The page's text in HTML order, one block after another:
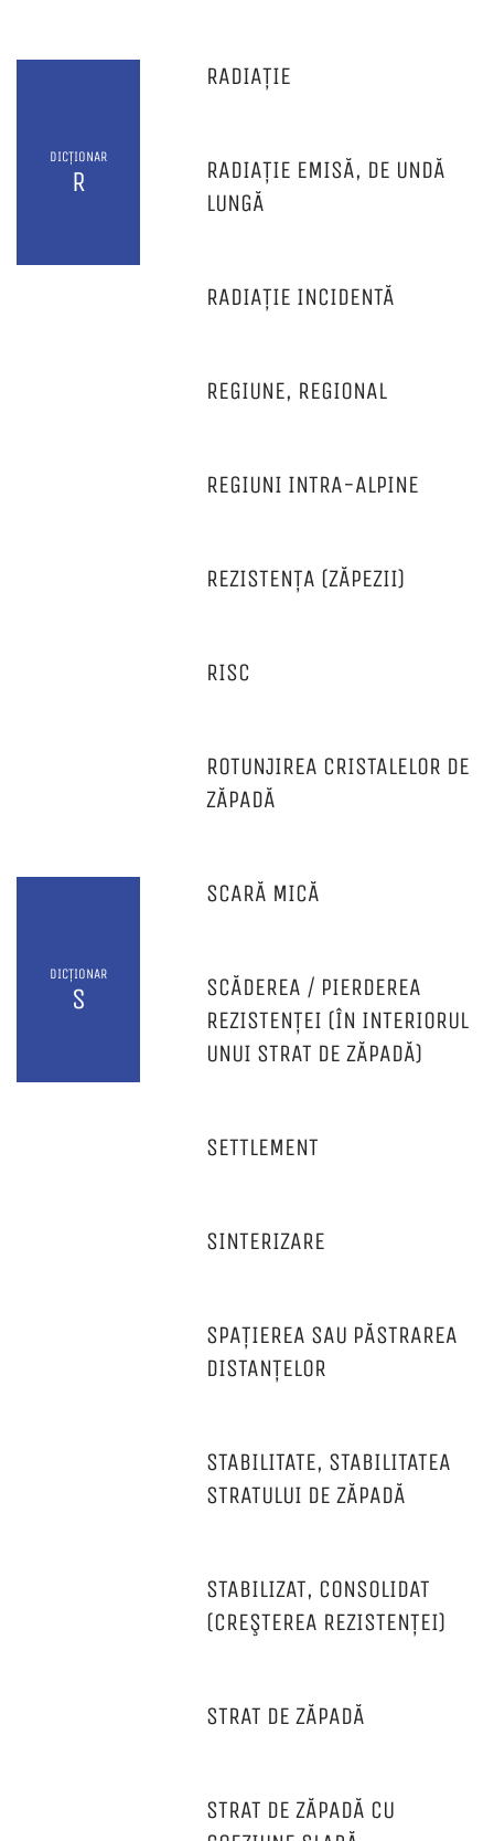
DICȚIONAR
R
RADIAȚIE
RADIAȚIE EMISĂ, DE UNDĂ
LUNGĂ
RADIAȚIE INCIDENTĂ
REGIUNE, REGIONAL
REGIUNI INTRA-ALPINE
REZISTENȚA (ZĂPEZII)
RISC
ROTUNJIREA CRISTALELOR DE
ZĂPADĂ
DICȚIONAR
S
SCARĂ MICĂ
SCĂDEREA / PIERDEREA
REZISTENȚEI (ÎN INTERIORUL
UNUI STRAT DE ZĂPADĂ)
SETTLEMENT
SINTERIZARE
SPAȚIEREA SAU PĂSTRAREA
DISTANȚELOR
STABILITATE, STABILITATEA
STRATULUI DE ZĂPADĂ
STABILIZAT, CONSOLIDAT
(CREŞTEREA REZISTENȚEI)
STRAT DE ZĂPADĂ
STRAT DE ZĂPADĂ CU